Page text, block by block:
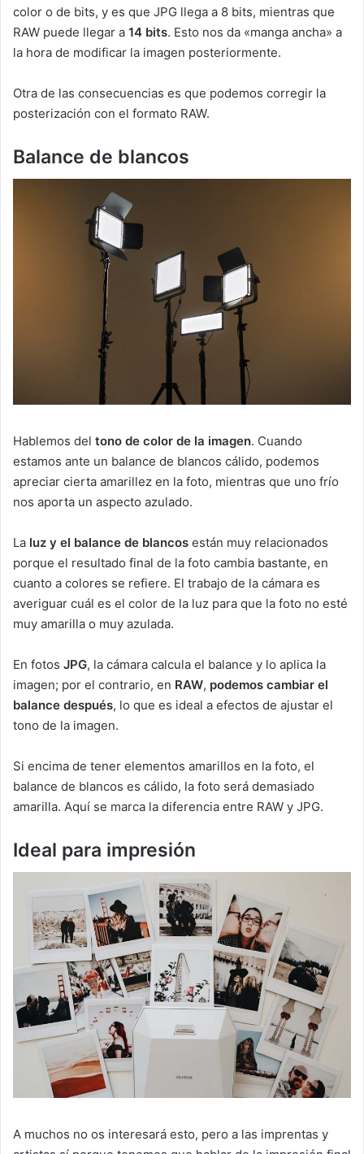
color o de bits, y es que JPG llega a 8 bits, mientras que
RAW puede llegar a 14 bits. Esto nos da «manga ancha» a
la hora de modificar la imagen posteriormente.
Otra de las consecuencias es que podemos corregir la
posterización con el formato RAW.
Balance de blancos
Hablemos del tono de color de la imagen. Cuando
estamos ante un balance de blancos cálido, podemos
apreciar cierta amarillez en la foto, mientras que uno frío
nos aporta un aspecto azulado.
La luz y el balance de blancos están muy relacionados
porque el resultado final de la foto cambia bastante, en
cuanto a colores se refiere. El trabajo de la cámara es
averiguar cuál es el color de la luz para que la foto no esté
muy amarilla o muy azulada.
En fotos JPG, la cámara calcula el balance y lo aplica la
imagen; por el contrario, en RAW, podemos cambiar el
balance después, lo que es ideal a efectos de ajustar el
tono de la imagen.
Si encima de tener elementos amarillos en la foto, el
balance de blancos es cálido, la foto será demasiado
amarilla. Aquí se marca la diferencia entre RAW y JPG.
Ideal para impresión
A muchos no os interesará esto, pero a las imprentas y